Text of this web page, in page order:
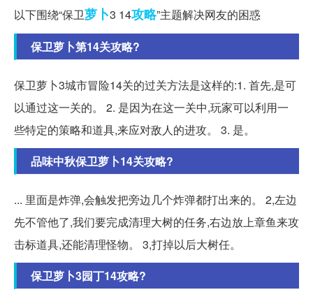
以下围绕“保卫萝卜3 14攻略”主题解决网友的困惑
保卫萝卜第14关攻略?
保卫萝卜3城市冒险14关的过关方法是这样的:1. 首先,是可
以通过这一关的。 2. 是因为在这一关中,玩家可以利用一
些特定的策略和道具,来应对敌人的进攻。 3. 是。
品味中秋保卫萝卜14关攻略?
... 里面是炸弹,会触发把旁边几个炸弹都打出来的。 2,左边
先不管他了,我们要完成清理大树的任务,右边放上章鱼来攻
击标道具,还能清理怪物。 3,打掉以后大树任。
保卫萝卜3园丁14攻略?